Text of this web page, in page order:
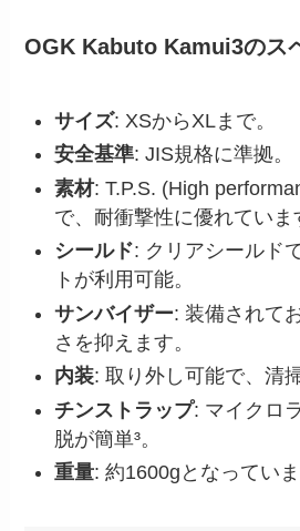
OGK Kabuto Kamui3のス
サイズ: XSからXLまで。
安全基準: JIS規格に準拠。
素材: T.P.S. (High
で、耐衝撃性に優れていま
シールド: クリアシールド
トが利用可能。
サンバイザー: 装備されて
さを抑えます。
内装: 取り外し可能で、清
チンストラップ: マイクロ
脱が簡単³。
重量: 約1600gとなっていま